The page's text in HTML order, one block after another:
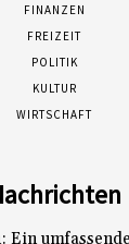
FINANZEN
FREIZEIT
POLITIK
KULTUR
WIRTSCHAFT
Ein